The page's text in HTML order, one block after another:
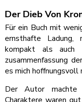
Der Dieb Von
Für ein Buch mit
ernsthafte
kompakt als auch
zusammenfassung
es mich hoffnungsvoll
Der Autor machte